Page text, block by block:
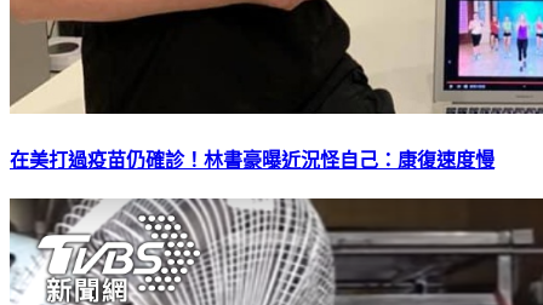
在美打過疫苗仍確診！林書豪曝近況怪自己：康復速度慢